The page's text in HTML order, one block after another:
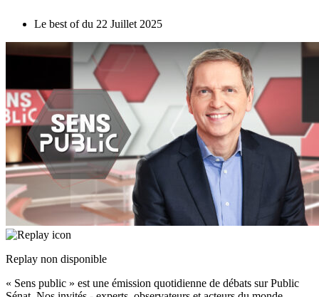
Le best of du 22 Juillet 2025
Replay non disponible
« Sens public » est une émission quotidienne de débats sur Public